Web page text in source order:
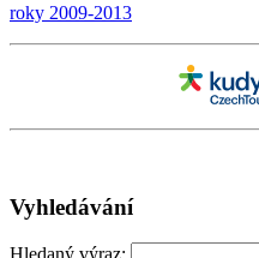
roky 2009-2013
Vyhledávání